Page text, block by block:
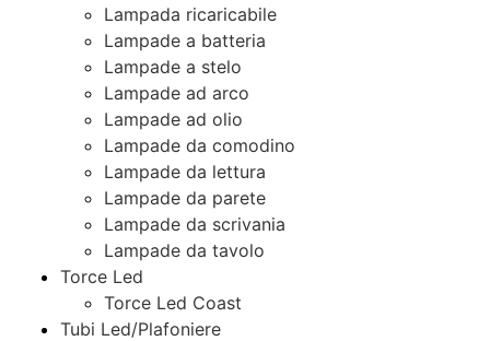
Lampada ricaricabile
Lampade a batteria
Lampade a stelo
Lampade ad arco
Lampade ad olio
Lampade da comodino
Lampade da lettura
Lampade da parete
Lampade da scrivania
Lampade da tavolo
Torce Led
Torce Led Coast
Tubi Led/Plafoniere